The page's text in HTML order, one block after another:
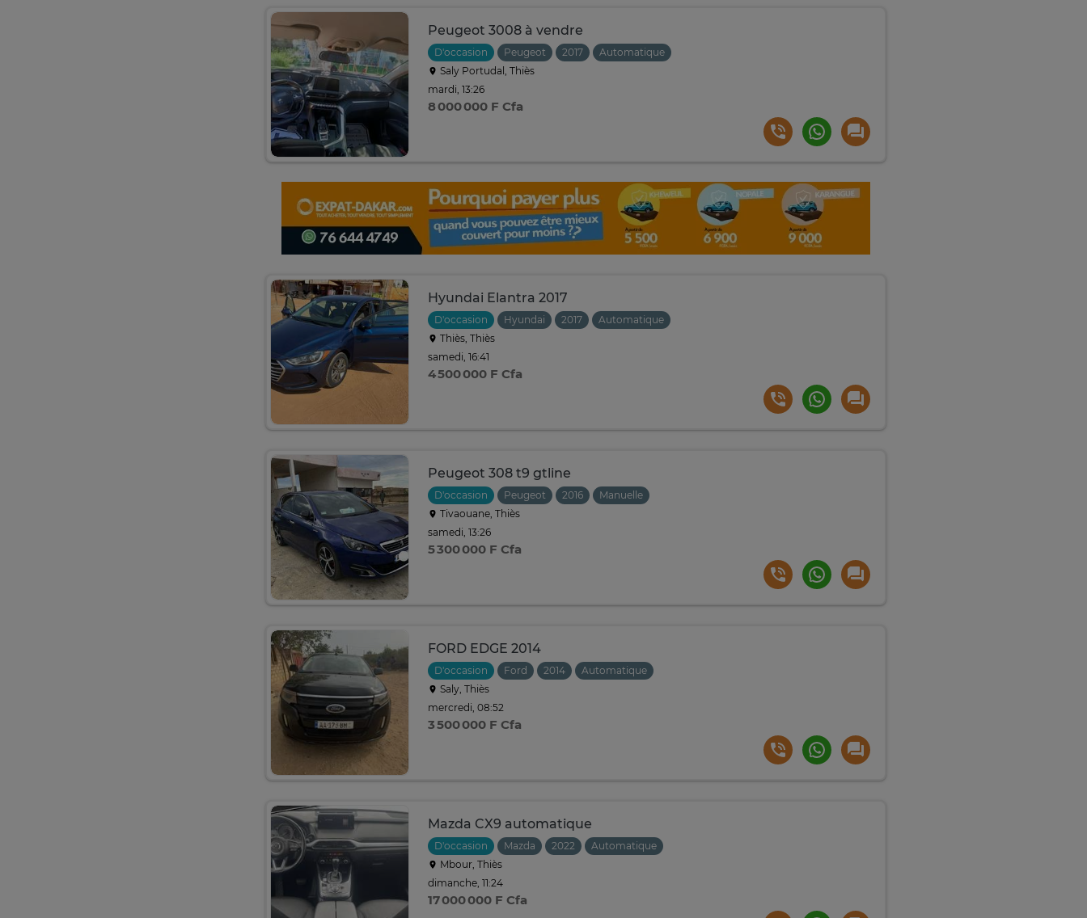
Peugeot 3008 à vendre
D'occasion Peugeot 2017
Automatique
Saly Portudal, Thiès
mardi, 13:26
8 000 000 F Cfa
Hyundai Elantra 2017
D'occasion Hyundai 2017
Automatique
Thiès, Thiès
samedi, 16:41
4 500 000 F Cfa
Peugeot 308 t9 gtline
D'occasion Peugeot 2016
Manuelle
Tivaouane, Thiès
samedi, 13:26
5 300 000 F Cfa
FORD EDGE 2014
D'occasion Ford 2014
Automatique
Saly, Thiès
mercredi, 08:52
3 500 000 F Cfa
Mazda CX9 automatique
D'occasion Mazda 2022
Automatique
Mbour, Thiès
dimanche, 11:24
17 000 000 F Cfa